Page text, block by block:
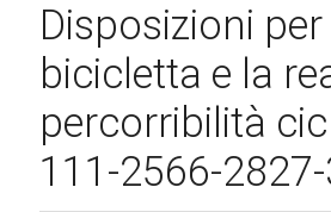
Disposizioni
bicicletta e la
percorribilità
111-2566-